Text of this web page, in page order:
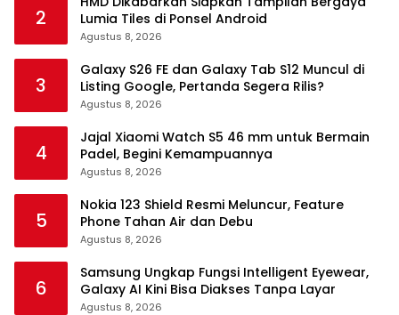
2
Lumia Tiles di Ponsel Android
Agustus 8, 2026
3
Galaxy S26 FE dan Galaxy Tab S12 Muncul di
Listing Google, Pertanda Segera Rilis?
Agustus 8, 2026
4
Jajal Xiaomi Watch S5 46 mm untuk Bermain
Padel, Begini Kemampuannya
Agustus 8, 2026
5
Nokia 123 Shield Resmi Meluncur, Feature
Phone Tahan Air dan Debu
Agustus 8, 2026
6
Samsung Ungkap Fungsi Intelligent Eyewear,
Galaxy AI Kini Bisa Diakses Tanpa Layar
Agustus 8, 2026